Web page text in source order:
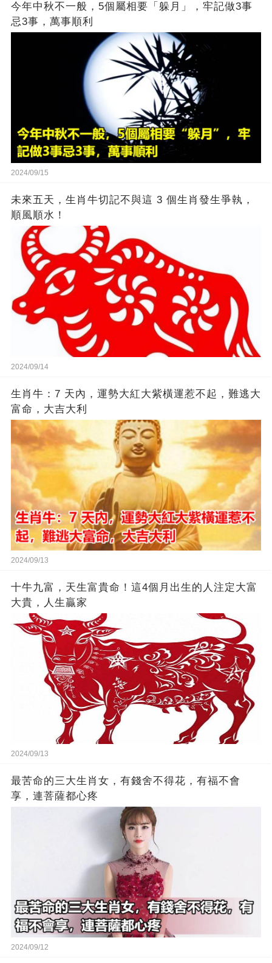
今年中秋不一般，5個屬相要「躲月」，牢記做3事
忌3事，萬事順利
2024/09/15
未來五天，生肖牛切記不與這 3 個生肖發生爭執，
順風順水！
2024/09/14
生肖牛：7 天內，運勢大紅大紫橫運惹不起，難逃大
富命，大吉大利
2024/09/13
十牛九富，天生富貴命！這4個月出生的人注定大富
大貴，人生贏家
2024/09/13
最苦命的三大生肖女，有錢舍不得花，有福不會
享，連菩薩都心疼
2024/09/12